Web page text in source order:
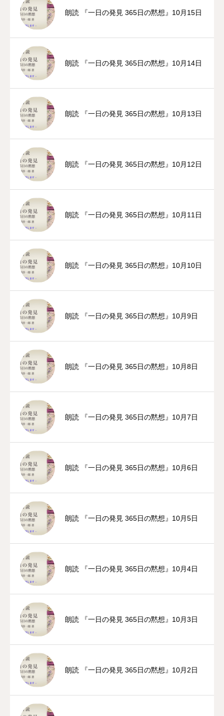
朗読 『一日の発見 365日の黙想』10月15日
朗読 『一日の発見 365日の黙想』10月14日
朗読 『一日の発見 365日の黙想』10月13日
朗読 『一日の発見 365日の黙想』10月12日
朗読 『一日の発見 365日の黙想』10月11日
朗読 『一日の発見 365日の黙想』10月10日
朗読 『一日の発見 365日の黙想』10月9日
朗読 『一日の発見 365日の黙想』10月8日
朗読 『一日の発見 365日の黙想』10月7日
朗読 『一日の発見 365日の黙想』10月6日
朗読 『一日の発見 365日の黙想』10月5日
朗読 『一日の発見 365日の黙想』10月4日
朗読 『一日の発見 365日の黙想』10月3日
朗読 『一日の発見 365日の黙想』10月2日